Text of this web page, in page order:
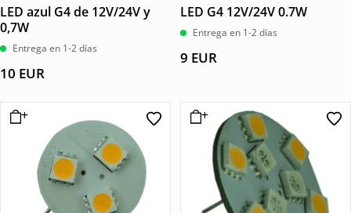
LED azul G4 de 12V/24V y
0,7W
Entrega en 1-2 días
10 EUR
LED G4 12V/24V 0.7W
Entrega en 1-2 días
9 EUR